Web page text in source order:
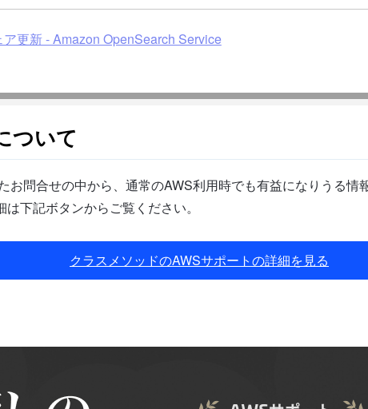
更新 - Amazon OpenSearch Service
ついて
問合せの中から、通常のAWS利用時でも有益になりうる
下記ボタンからご覧ください。
クラスメソッドのAWSサポートの詳細を見る